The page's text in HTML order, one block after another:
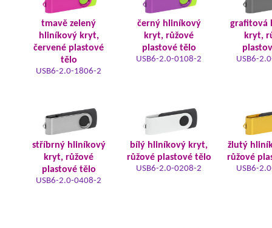
tmavě zelený
hliníkový kryt,
červené plastové
tělo
USB6-2.0-1806-2
černý hliníkový
kryt, růžové
plastové tělo
USB6-2.0-0108-2
grafitová
kryt,
USB6-
stříbrný hliníkový
kryt, růžové
plastové tělo
USB6-2.0-0408-2
bílý hliníkový kryt,
růžové plastové tělo
USB6-2.0-0208-2
žlutý
růžové
USB6-